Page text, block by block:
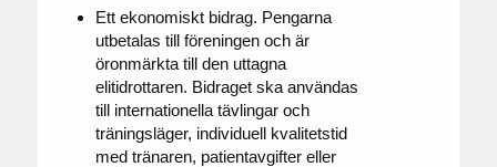
Ett ekonomiskt bidrag. Pengarna
utbetalas till föreningen och är
öronmärkta till den uttagna
elitidrottaren. Bidraget ska användas
till internationella tävlingar och
träningsläger, individuell kvalitetstid
med tränaren, patientavgifter eller